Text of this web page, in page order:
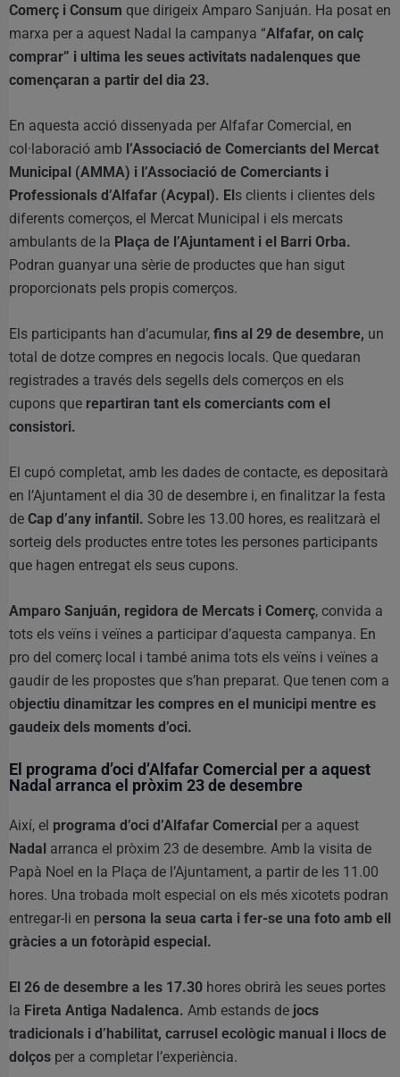
Comerç i Consum que dirigeix Amparo Sanjuán. Ha posat en
marxa per a aquest Nadal la campanya “Alfafar, on calç
comprar” i ultima les seues activitats nadalenques que
començaran a partir del dia 23.
En aquesta acció dissenyada per Alfafar Comercial, en
col·laboració amb l’Associació de Comerciants del Mercat
Municipal (AMMA) i l’Associació de Comerciants i
Professionals d’Alfafar (Acypal). Els clients i clientes dels
diferents comerços, el Mercat Municipal i els mercats
ambulants de la Plaça de l’Ajuntament i el Barri Orba.
Podran guanyar una sèrie de productes que han sigut
proporcionats pels propis comerços.
Els participants han d’acumular, fins al 29 de desembre, un
total de dotze compres en negocis locals. Que quedaran
registrades a través dels segells dels comerços en els
cupons que repartiran tant els comerciants com el
consistori.
El cupó completat, amb les dades de contacte, es depositarà
en l’Ajuntament el dia 30 de desembre i, en finalitzar la festa
de Cap d’any infantil. Sobre les 13.00 hores, es realitzarà el
sorteig dels productes entre totes les persones participants
que hagen entregat els seus cupons.
Amparo Sanjuán, regidora de Mercats i Comerç, convida a
tots els veïns i veïnes a participar d’aquesta campanya. En
pro del comerç local i també anima tots els veïns i veïnes a
gaudir de les propostes que s’han preparat. Que tenen com a
objectiu dinamitzar les compres en el municipi mentre es
gaudeix dels moments d’oci.
El programa d’oci d’Alfafar Comercial per a aquest
Nadal arranca el pròxim 23 de desembre
Així, el programa d’oci d’Alfafar Comercial per a aquest
Nadal arranca el pròxim 23 de desembre. Amb la visita de
Papà Noel en la Plaça de l’Ajuntament, a partir de les 11.00
hores. Una trobada molt especial on els més xicotets podran
entregar-li en persona la seua carta i fer-se una foto amb ell
gràcies a un fotoràpid especial.
El 26 de desembre a les 17.30 hores obrirà les seues portes
la Fireta Antiga Nadalenca. Amb estands de jocs
tradicionals i d’habilitat, carrusel ecològic manual i llocs de
dolços per a completar l’experiència.